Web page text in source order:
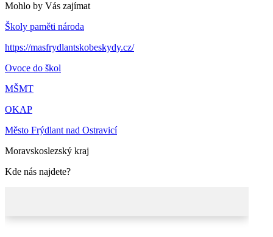
Mohlo by Vás zajímat
Školy paměti národa
https://masfrydlantskobeskydy.cz/
Ovoce do škol
MŠMT
OKAP
Město Frýdlant nad Ostravicí
Moravskoslezský kraj
Kde nás najdete?